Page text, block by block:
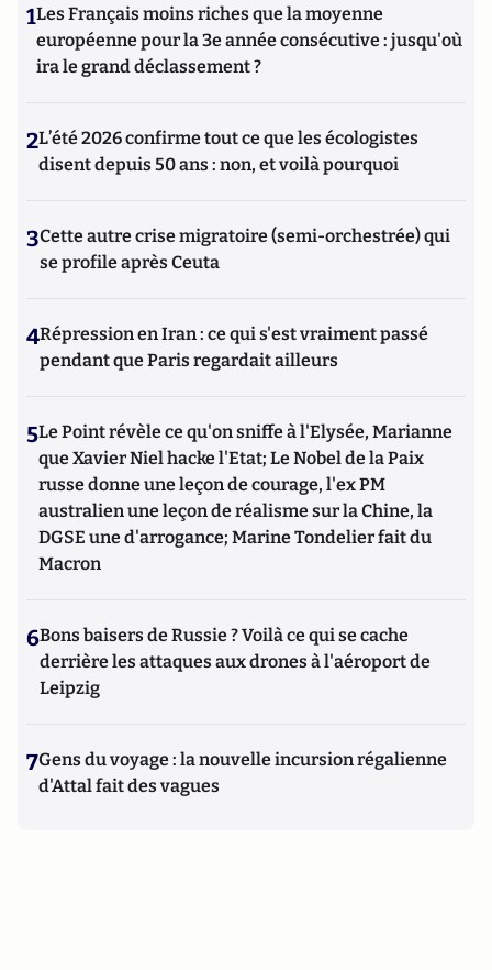
1Les Français moins riches que la moyenne
européenne pour la 3e année consécutive : jusqu'où
ira le grand déclassement ?
2L’été 2026 confirme tout ce que les écologistes
disent depuis 50 ans : non, et voilà pourquoi
3Cette autre crise migratoire (semi-orchestrée) qui
se profile après Ceuta
4Répression en Iran : ce qui s'est vraiment passé
pendant que Paris regardait ailleurs
5Le Point révèle ce qu'on sniffe à l'Elysée, Marianne
que Xavier Niel hacke l'Etat; Le Nobel de la Paix
russe donne une leçon de courage, l'ex PM
australien une leçon de réalisme sur la Chine, la
DGSE une d'arrogance; Marine Tondelier fait du
Macron
6Bons baisers de Russie ? Voilà ce qui se cache
derrière les attaques aux drones à l'aéroport de
Leipzig
7Gens du voyage : la nouvelle incursion régalienne
d'Attal fait des vagues